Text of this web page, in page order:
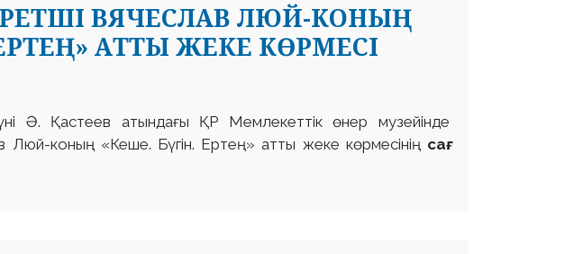
ВЯЧЕСЛАВ ЛЮЙ-КОНЫҢ
АТТЫ ЖЕКЕ КӨРМЕСІ
Ә. Қастеев атындағы ҚР Мемлекеттік өнер музейінде
Люй-коның «Кеше. Бүгін. Ертең» атты жеке көрмесінің сағ.